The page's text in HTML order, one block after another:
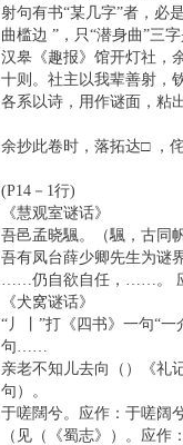
射句有书“某几字”者，必
曲槛边 ”，只“潜身曲”三
汉皋《趣报》馆开灯社，
十则。社主以我辈善射，
各系以诗，用作谜面，粘
余抄此卷时，落拓达□ ，
(P14－1行)
《慧观室谜话》
吾邑孟晓颿。（颿，古同帆
吾有凤台薛少卿先生为谜
……仍自欲自任，……。
《犬窝谜话》
“丿丨”打《四书》一句“
句……
亲老不知儿去向（）《礼
句）。
于嗟闊兮。应作：于嗟阔兮
（见（《蜀志》）。应作